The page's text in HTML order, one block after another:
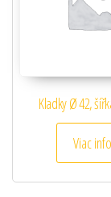
Kladky Ø 42,
Viac info